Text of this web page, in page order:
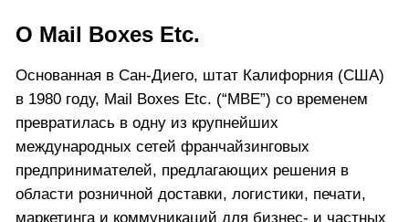
О Mail Boxes Etc.
Основанная в Сан-Диего, штат Калифорния (США)
в 1980 году, Mail Boxes Etc. (“MBE”) со временем
превратилась в одну из крупнейших
международных сетей франчайзинговых
предпринимателей, предлагающих решения в
области розничной доставки, логистики, печати,
маркетинга и коммуникаций для бизнес- и частных